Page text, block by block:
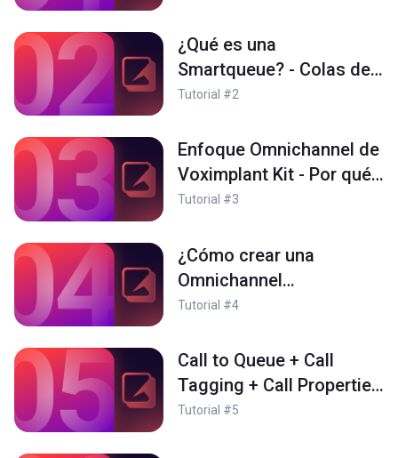
nuestra infraestructura
¿Qué es una
Smartqueue? - Colas de
agentes que reciben
Tutorial #2
Enfoque Omnichannel de
Voximplant Kit - Por qué
tus clientes esperan que
Tutorial #3
¿Cómo crear una
Omnichannel
Smartqueue? -
Smartqueue de Agentes
Tutorial #4
Call to Queue + Call
Tagging + Call Properties
+ Continue Scenario -
Tutorial #5